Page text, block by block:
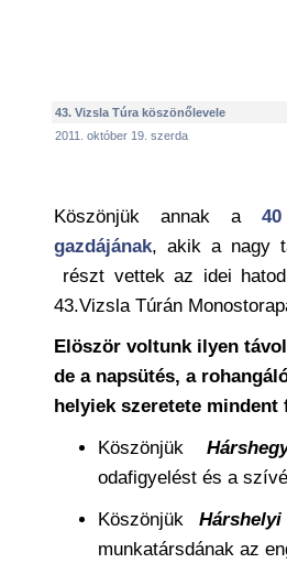
43. Vizsla Túra köszönőlevele
2011. október 19. szerda
Köszönjük annak a
gazdájának, akik a nagy
részt vettek az idei
43.Vizsla Túrán
Elöször voltunk ilyen
de a napsütés, a
helyiek szeretete
Köszönjük
odafigyelést és a
Köszönjük
munkatársdának az